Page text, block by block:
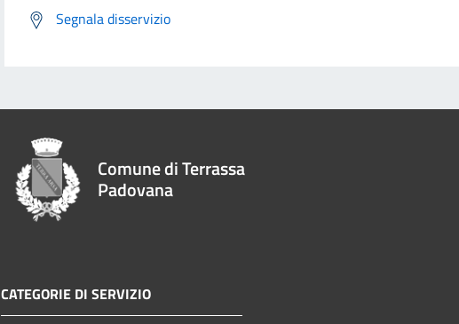
Segnala disservizio
Comune di Terrassa
Padovana
CATEGORIE DI SERVIZIO